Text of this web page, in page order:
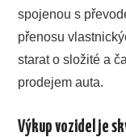
spojenou s
přenosu
starat o složité a
prodejem auta.
Výkup vozidel je